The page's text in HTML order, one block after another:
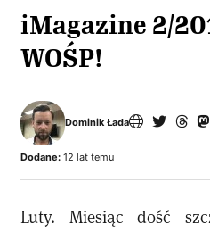
iMagazine 2/
WOŚP!
Dominik Łada
Dodane: 12 lat temu
Luty. Miesiąc dość